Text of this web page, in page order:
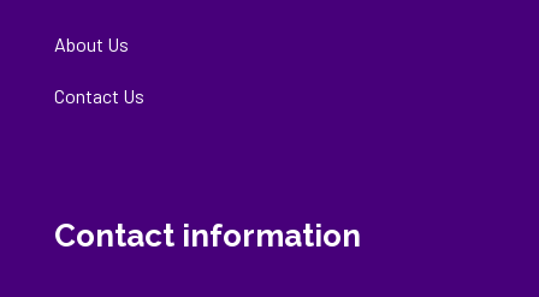
About Us
Contact Us
Contact information